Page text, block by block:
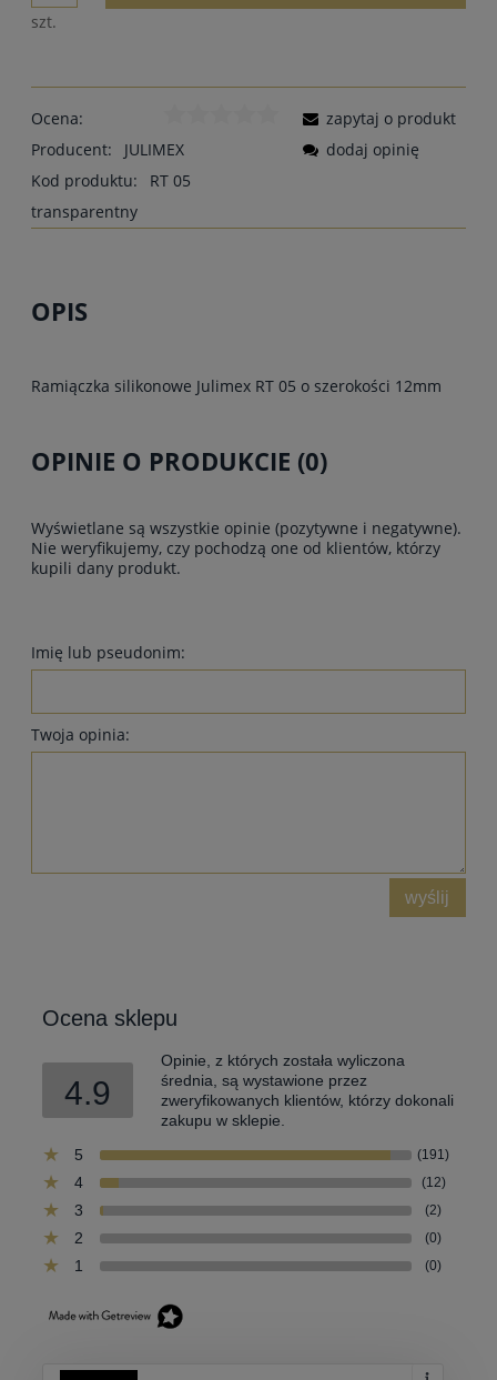
szt.
Ocena:
Producent:
JULIMEX
Kod produktu:
RT 05
transparentny
zapytaj o produkt
dodaj opinię
OPIS
Ramiączka silikonowe Julimex RT 05 o szerokości 12mm
OPINIE O PRODUKCIE (0)
Wyświetlane są wszystkie opinie (pozytywne i negatywne).
Nie weryfikujemy, czy pochodzą one od klientów, którzy
kupili dany produkt.
Imię lub pseudonim:
Twoja opinia:
wyślij
Ocena sklepu
4.9
Opinie, z których została wyliczona
średnia, są wystawione przez
zweryfikowanych klientów, którzy dokonali
zakupu w sklepie.
5
(191)
4 (12)
3 (2)
2 (0)
1 (0)